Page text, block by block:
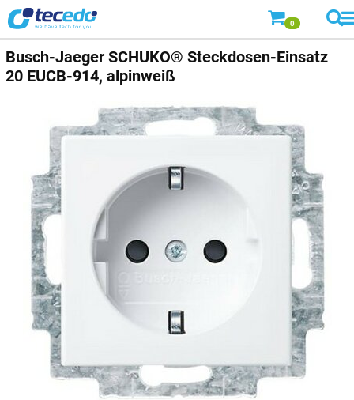
0
Busch-Jaeger SCHUKO® Steckdosen-Einsatz
20 EUCB-914, alpinweiß